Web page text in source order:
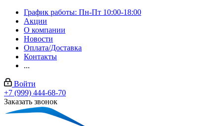
График работы: Пн-Пт 10:00-18:00
Акции
О компании
Новости
Оплата/Доставка
Контакты
...
Войти
+7 (999) 444-68-70
Заказать звонок